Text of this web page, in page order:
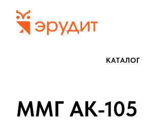
КАТАЛОГ
ММГ АК-105